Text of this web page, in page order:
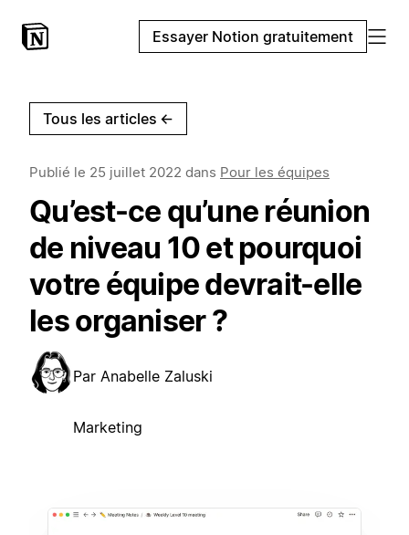
Essayer Notion gratuitement
Tous les articles ←
Publié le 25 juillet 2022 dans Pour les équipes
Qu’est-ce qu’une réunion
de niveau 10 et pourquoi
votre équipe devrait-elle
les organiser ?
Par Anabelle Zaluski
Marketing